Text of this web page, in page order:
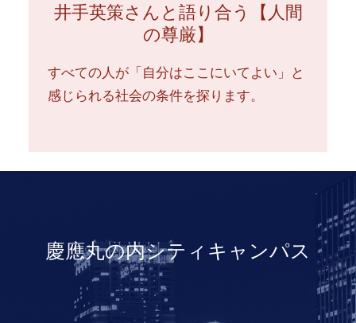
井手英策さんと語り合う【人間
の尊厳】
すべての人が「自分はここにいてよい」と
感じられる社会の条件を探ります。
慶應丸の内シティキャンパス